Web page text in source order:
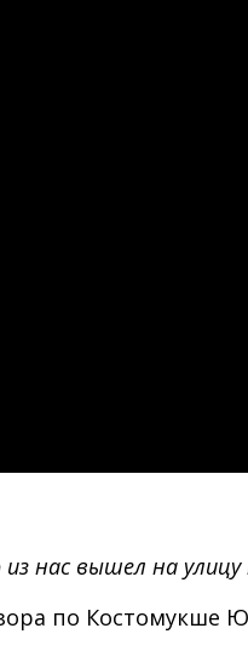
нас вышел на
по Костомукше